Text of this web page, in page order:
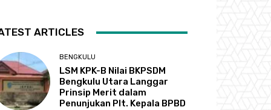
ARTICLES
BENGKULU
LSM KPK-B Nilai BKPSDM
Bengkulu Utara Langgar
Prinsip Merit dalam
Penunjukan Plt. Kepala BPBD